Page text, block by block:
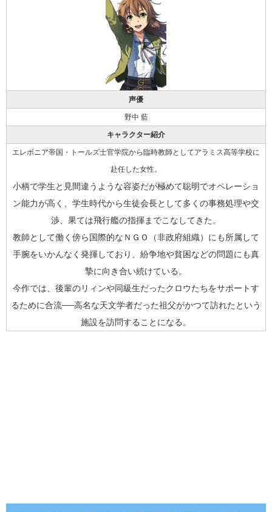
声優
野中 藍
キャラクター紹介
エレボニア帝国・トールズ士官学院から臨時教師としてアラミス高等学校に
赴任した女性。
小柄で学生と見間違うような容姿だが極めて聡明でオペレーショ
ン能力が高く、学生時代から生徒会長として多くの事務処理や交
渉、果ては飛行艦の指揮までこなしてきた。
教師として働く傍ら国際的なＮＧＯ（非政府組織）にも所属して
手腕をいかんなく発揮しており、紛争地や貧困などの問題にも真
摯に向き合い続けている。
今作では、後輩のリィンや同級生だったクロウたちをサポートす
るために合流──高名な天文学者だった祖父がかつて訪れたという
施設を訪問することになる。